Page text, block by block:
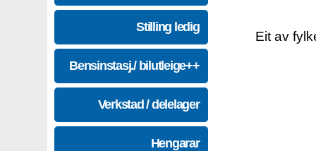
Stilling ledig
Bensinstasj./ bilutleige++
Verkstad / delelager
Hengarar
Eit av